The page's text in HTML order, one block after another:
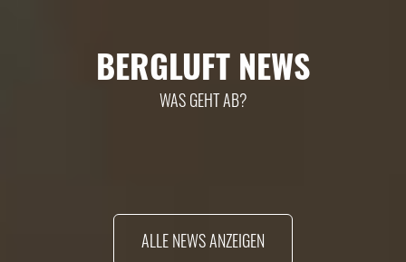
BERGLUFT NEWS
WAS GEHT AB?
ALLE NEWS ANZEIGEN